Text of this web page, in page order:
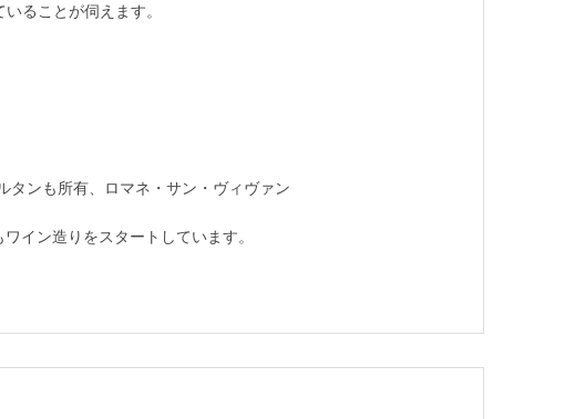
ることが伺えます。
タンも所有、ロマネ・サン・ヴィヴァン
イン造りをスタートしています。